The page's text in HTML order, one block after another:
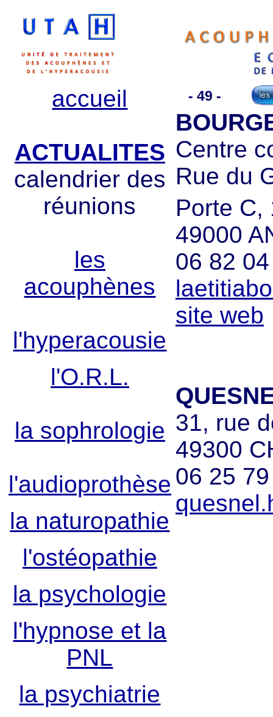
accueil
ACTUALITES
calendrier des
réunions
les
acouphènes
l'hyperacousie
l'O.R.L.
la sophrologie
l'audioprothèse
la naturopathie
l'ostéopathie
la psychologie
l'hypnose et la
PNL
la psychiatrie
- 49 -
Centre
Rue du
Porte C,
49000
06 82
site web
31, rue
49300
06 25